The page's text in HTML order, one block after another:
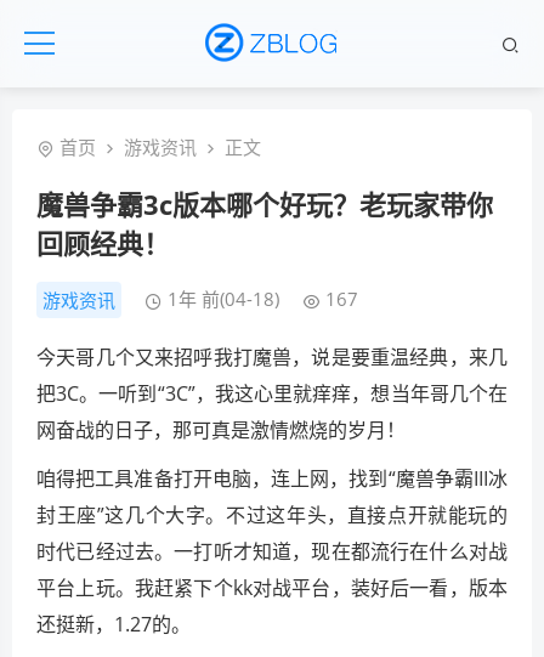
首页 游戏资讯 正文
魔兽争霸3c版本哪个好玩？老玩家带你
回顾经典！
游戏资讯 1年 前(04-18) 167
今天哥几个又来招呼我打魔兽，说是要重温经典，来几
把3C。一听到“3C”，我这心里就痒痒，想当年哥几个在
网奋战的日子，那可真是激情燃烧的岁月！
咱得把工具准备打开电脑，连上网，找到“魔兽争霸III冰
封王座”这几个大字。不过这年头，直接点开就能玩的
时代已经过去。一打听才知道，现在都流行在什么对战
平台上玩。我赶紧下个kk对战平台，装好后一看，版本
还挺新，1.27的。